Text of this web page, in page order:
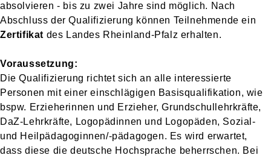
absolvieren - bis zu zwei Jahre sind möglich. Nach
Abschluss der Qualifizierung können Teilnehmende ein
Zertifikat des Landes Rheinland-Pfalz erhalten.
Voraussetzung:
Die Qualifizierung richtet sich an alle interessierte
Personen mit einer einschlägigen Basisqualifikation, wie
bspw. Erzieherinnen und Erzieher, Grundschullehrkräfte,
DaZ-Lehrkräfte, Logopädinnen und Logopäden, Sozial-
und Heilpädagoginnen/-pädagogen. Es wird erwartet,
dass diese die deutsche Hochsprache beherrschen. Bei